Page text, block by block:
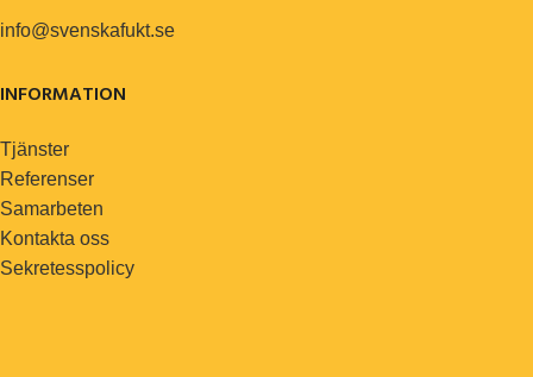
info@svenskafukt.se
INFORMATION
Tjänster
Referenser
Samarbeten
Kontakta oss
Sekretesspolicy